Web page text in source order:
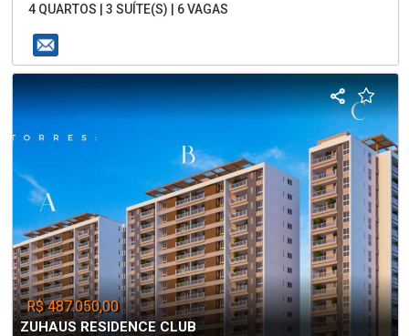
4 QUARTOS | 3 SUÍTE(S) | 6 VAGAS
R$ 487.050,00
ZUHAUS RESIDENCE CLUB